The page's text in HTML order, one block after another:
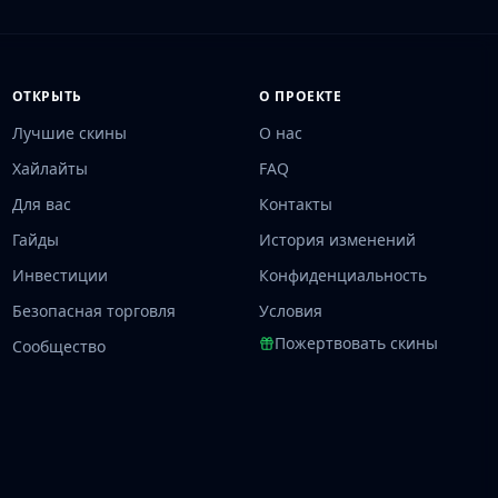
ОТКРЫТЬ
Лучшие скины
Хайлайты
Для вас
Гайды
Инвестиции
Безопасная торговля
Сообщество
О ПРОЕКТЕ
О нас
FAQ
Контакты
История изменений
Конфиденциальность
Условия
Пожертвовать скины